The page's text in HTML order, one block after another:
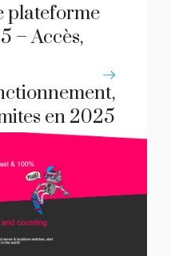
plateforme
– Accès,
en 2025